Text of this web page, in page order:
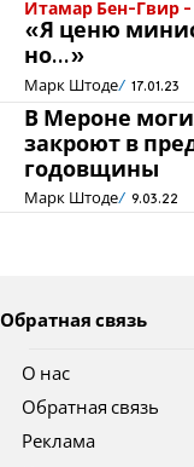
Итамар Бен-Гвир -
«Я ценю
но...»
Марк Штоде 17.01.23
В Мероне
закроют в
годовщины
Марк Штоде 9.03.22
Обратная связь
О нас
Обратная связь
Реклама